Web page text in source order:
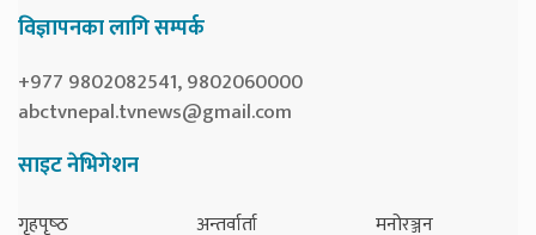
विज्ञापनका लागि सम्पर्क
+977 9802082541, 9802060000
abctvnepal.tvnews@gmail.com
साइट नेभिगेशन
गृहपृष्‍ठ अन्तर्वार्ता मनोरञ्जन